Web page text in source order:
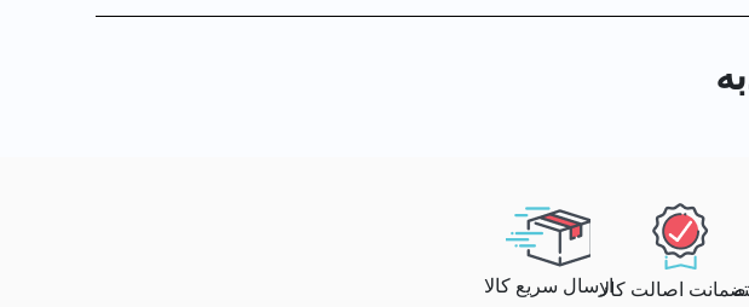
ضمانت اصالت کالاارسال سریع کالا